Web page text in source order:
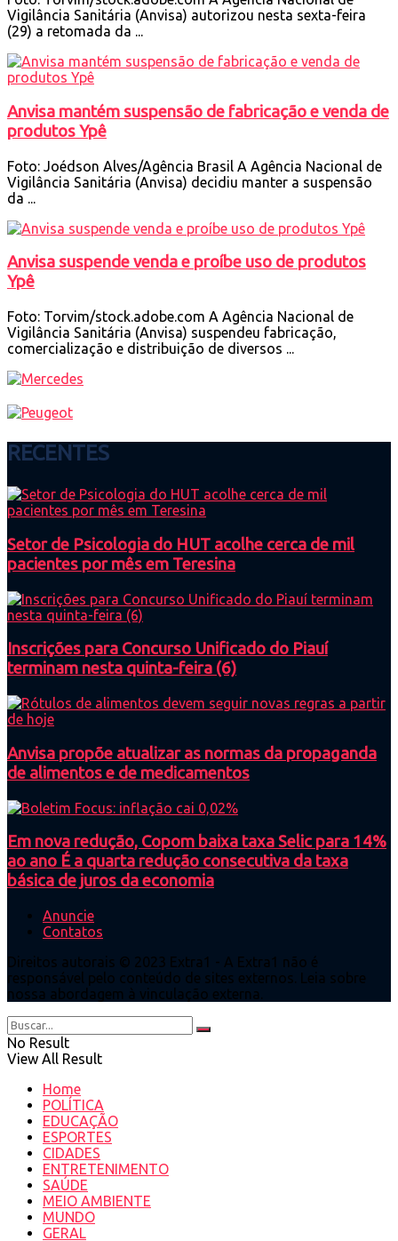
Vigilância Sanitária (Anvisa) autorizou nesta sexta-feira
(29) a retomada da ...
Anvisa mantém suspensão de fabricação e venda de
produtos Ypê
Foto: Joédson Alves/Agência Brasil A Agência Nacional de
Vigilância Sanitária (Anvisa) decidiu manter a suspensão
da ...
Anvisa suspende venda e proíbe uso de produtos
Ypê
Foto: Torvim/stock.adobe.com A Agência Nacional de
Vigilância Sanitária (Anvisa) suspendeu fabricação,
comercialização e distribuição de diversos ...
RECENTES
Setor de Psicologia do HUT acolhe cerca de mil
pacientes por mês em Teresina
Inscrições para Concurso Unificado do Piauí
terminam nesta quinta-feira (6)
Anvisa propõe atualizar as normas da propaganda
de alimentos e de medicamentos
Em nova redução, Copom baixa taxa Selic para 14%
ao ano É a quarta redução consecutiva da taxa
básica de juros da economia
Anuncie
Contatos
Direitos autorais © 2023 Extra1 - A Extra1 não é
responsável pelo conteúdo de sites externos. Leia sobre
nossa abordagem à vinculação externa.
No Result
View All Result
Home
POLÍTICA
EDUCAÇÃO
ESPORTES
CIDADES
ENTRETENIMENTO
SAÚDE
MEIO AMBIENTE
MUNDO
GERAL